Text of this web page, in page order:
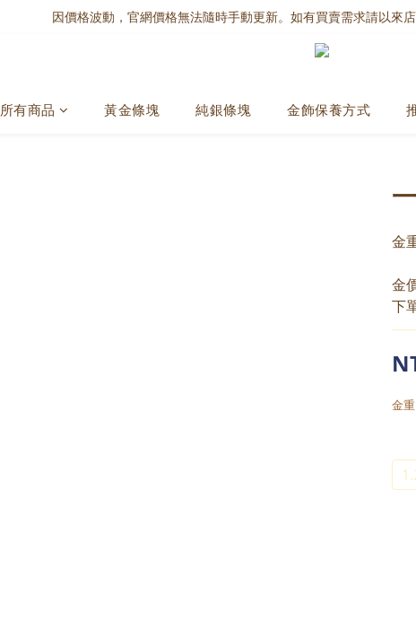
因價格波動，官網價格無法隨時手動更新。如有買賣需求請以來
所有商品 黃金條塊 純銀條塊 金飾保養方式
金
金
下
金重